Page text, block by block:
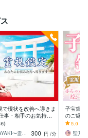
で現状を改善へ導きま
事・相手のお気持
し✴︎霊視で鑑定しま
絢妃〜AYAKI〜霊視鑑定師
300 円 /分
子宝鑑定
のご縁
お悩みの
期・妊
5.0